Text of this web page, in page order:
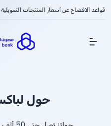
قواعد الافصاح عن أسعار المنتجات التمويلية
Show Menu
حول